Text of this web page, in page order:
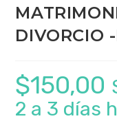
$150,00
2 a 3 días